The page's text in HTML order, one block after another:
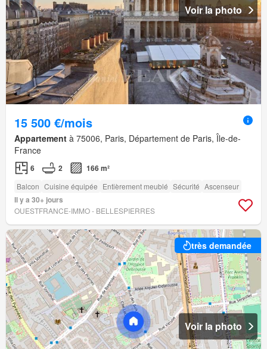
Voir la photo
15 500 €/mois
Appartement à 75006, Paris, Département de Paris, Île-de-
France
6 2 166 m²
Balcon Cuisine équipée Entièrement meublé Sécurité Ascenseur
Il y a 30+ jours
OUESTFRANCE-IMMO - BELLESPIERRES
très demandée
Voir la photo